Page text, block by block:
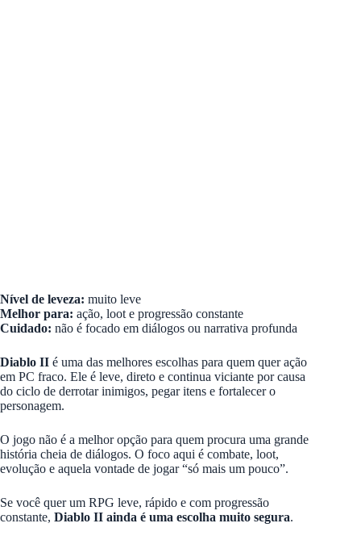
Nível de leveza: muito leve
Melhor para: ação, loot e progressão constante
Cuidado: não é focado em diálogos ou narrativa profunda
Diablo II é uma das melhores escolhas para quem quer ação
em PC fraco. Ele é leve, direto e continua viciante por causa
do ciclo de derrotar inimigos, pegar itens e fortalecer o
personagem.
O jogo não é a melhor opção para quem procura uma grande
história cheia de diálogos. O foco aqui é combate, loot,
evolução e aquela vontade de jogar “só mais um pouco”.
Se você quer um RPG leve, rápido e com progressão
constante, Diablo II ainda é uma escolha muito segura.